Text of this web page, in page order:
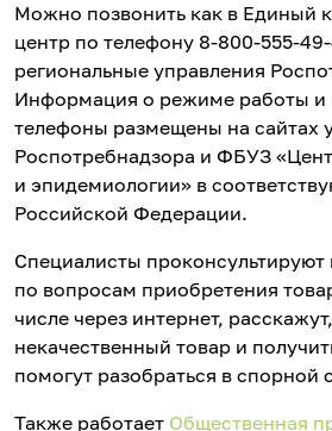
Можно позвонить как в Единый
центр по телефону 8-800-555-
региональные управления
Информация о режиме работы и
телефоны размещены на сайтах
Роспотребнадзора и ФБУЗ
и эпидемиологии» в
Российской Федерации.
Специалисты
по вопросам приобретения
числе через интернет,
некачественный товар и
помогут разобраться в спорной
Также работает Общественная